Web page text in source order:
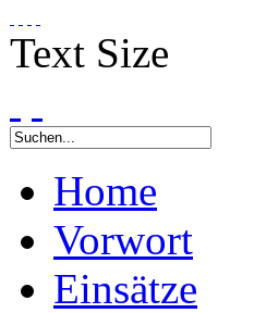
Text Size
Home
Vorwort
Einsätze